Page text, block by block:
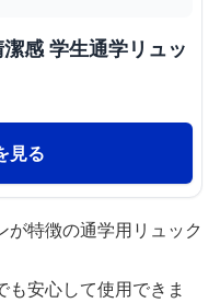
感 学生通学リュッ
見る
特徴の通学用リュック
安心して使用できま